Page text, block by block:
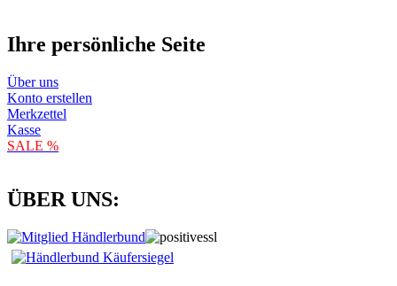
Ihre persönliche Seite
Über uns
Konto erstellen
Merkzettel
Kasse
SALE %
ÜBER UNS: